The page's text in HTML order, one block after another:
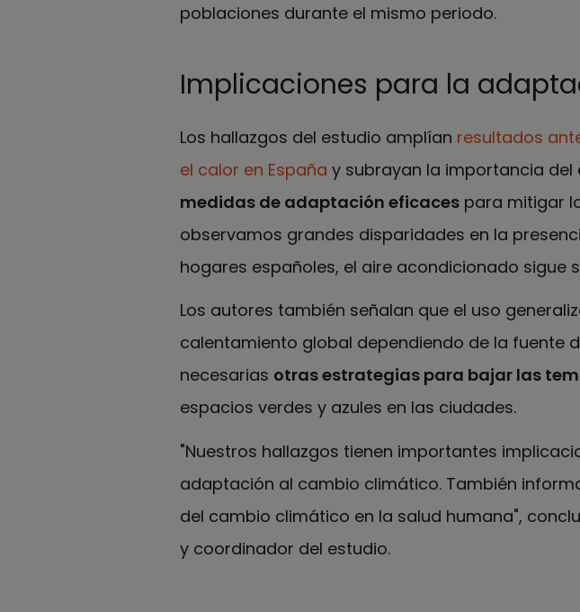
poblaciones durante el mismo periodo.
Implicaciones para la
Los hallazgos del estudio amplían resultados
el calor en España y subrayan la importancia del
medidas de adaptación eficacespara mitigar
observamos grandes disparidades en la
hogares españoles, el aire acondicionado sigue
Los autores también señalan que el uso
calentamiento global dependiendo de la fuente
necesarias otras estrategias para bajar las
espacios verdes y azules en las ciudades.
"Nuestros hallazgos tienen importantes
adaptación al cambio climático. También
del cambio climático en la salud humana",
y coordinador del estudio.